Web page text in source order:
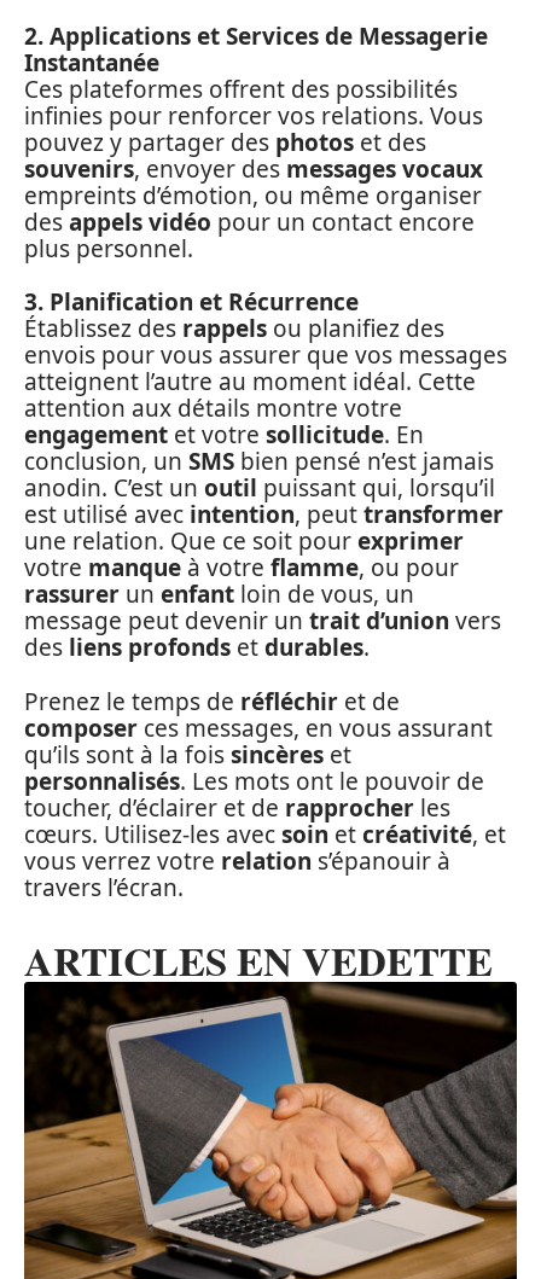
2. Applications et Services de Messagerie
Instantanée
Ces plateformes offrent des possibilités
infinies pour renforcer vos relations. Vous
pouvez y partager des photos et des
souvenirs, envoyer des messages vocaux
empreints d’émotion, ou même organiser
desappels vidéo pour un contact encore
plus personnel.
3. Planification et Récurrence
Établissez des rappels ou planifiez des
envois pour vous assurer que vos messages
atteignent l’autre au moment idéal. Cette
attention aux détails montre votre
engagement et votre sollicitude. En
conclusion, un SMS bien pensé n’est jamais
anodin. C’est un outil puissant qui, lorsqu’il
est utilisé avec intention, peuttransformer
une relation. Que ce soit pourexprimer
votre manque à votre flamme, ou pour
rassurer un enfant loin de vous, un
message peut devenir un trait d’union vers
des liens profonds etdurables.
Prenez le temps de réfléchir et de
composer ces messages, en vous assurant
qu’ils sont à la foissincères et
personnalisés. Les mots ont le pouvoir de
toucher, d’éclairer et de rapprocher les
cœurs. Utilisez-les avecsoin etcréativité, et
vous verrez votre relation s’épanouir à
travers l’écran.
ARTICLES EN VEDETTE